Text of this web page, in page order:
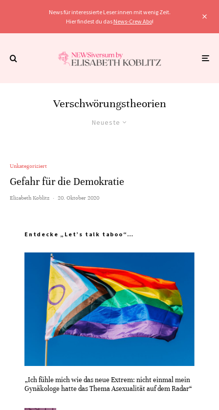
News für interessierte Leser:innen mit wenig Zeit.
Hier findest du das News-Crew Abo!
Verschwörungstheorien
Neueste
Unkategorisiert
Gefahr für die Demokratie
Elisabeth Koblitz · 20. Oktober 2020
Entdecke „Let’s talk taboo“…
„Ich fühle mich wie das neue Extrem: nicht einmal mein
Gynäkologe hatte das Thema Asexualität auf dem Radar“